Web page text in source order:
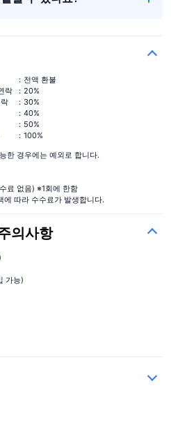
＋¥13,000
：전액 환불
락
：20%
：30%
：40%
：50%
：100%
한 경우에는 예외로 합니다.
료 없음) ※1회에 한함
에 따라 수수료가 발생합니다.
의사항
가능)